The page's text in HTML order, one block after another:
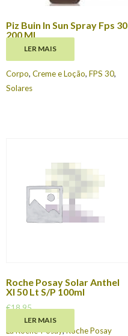
Piz Buin In Sun Spray Fps 30
200 Ml
19.95LER MAIS
Corpo, Creme e Loção, FPS 30,
Solares
Roche Posay Solar Anthel
Xl 50 Lt S/P 100ml
€18.95
LER MAIS
La Roche-Posay,Roche Posay